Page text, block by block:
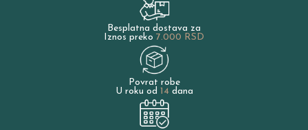
Besplatna dostava za
Iznos preko 7.000 RSD
Povrat robe
U roku od 14dana